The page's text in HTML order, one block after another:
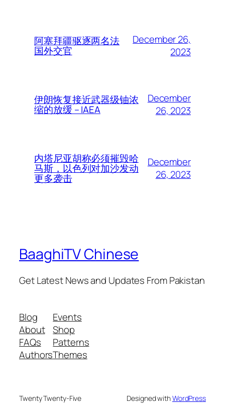
阿塞拜疆驱逐两名法
国外交官
December 26,
2023
伊朗恢复接近武器级铀浓
缩的放缓 – IAEA
December
26, 2023
内塔尼亚胡称必须摧毁哈
马斯，以色列对加沙发动
更多袭击
December
26, 2023
BaaghiTV Chinese
Get Latest News and Updates From Pakistan
Blog
About
FAQs
Authors
Events
Shop
Patterns
Themes
Twenty Twenty-Five Designed withWordPress